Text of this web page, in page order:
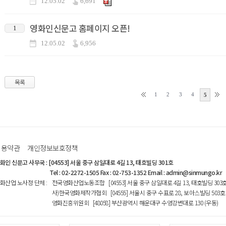
1 영화인신문고 홈페이지 오픈!
12.05.02 6,956
목록
1 2 3 4 5
약관 개인정보보호정책
인 신문고 사무국: [04553] 서울 중구 삼일대로 4길 13, 태호빌딩 301호
Tel : 02-2272-1505 Fax : 02-753-1352 Email : admin@sinmungo.kr
산업 노사정 단체 :
전국영화산업노동조합 [04553] 서울 중구 삼일대로 4길 13, 태호빌딩 303
사)한국영화제작가협회 [04555] 서울시 중구 수표로 28, 보아스빌딩 503호
영화진흥위원회 [48058] 부산광역시 해운대구 수영강변대로 130 (우동)